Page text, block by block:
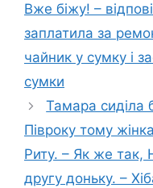
Вже біжу! –
заплатила за
чайник у сумку і
сумки
Тамара сиділа
Півроку тому
Риту. – Як же так,
другу доньку. –